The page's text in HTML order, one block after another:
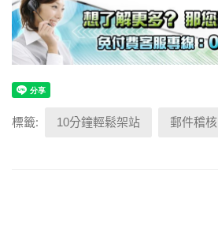
標籤: 10分鐘輕鬆架站 郵件稽核